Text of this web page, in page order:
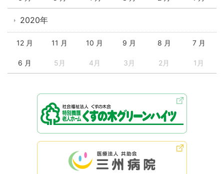
2020年
12 月 11 月 10 月 9 月 8 月 7 月
6 月 5月 4月 3月 2月 1月